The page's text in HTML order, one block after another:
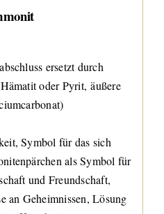
ersetzt durch
oder Pyrit, äußere
Symbol für das sich
als Symbol für
und Freundschaft,
an Geheimnissen, Lösung